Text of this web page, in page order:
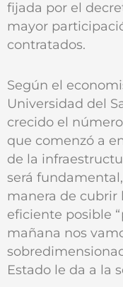
fijada por el
mayor
contratados.
Según el
Universidad del
crecido el
que comenzó a
de la
será
manera de cubrir
eficiente posible
mañana nos
Estado le da a la